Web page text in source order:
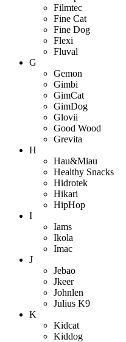
Filmtec
Fine Cat
Fine Dog
Flexi
Fluval
G
Gemon
Gimbi
GimCat
GimDog
Glovii
Good Wood
Grevita
H
Hau&Miau
Healthy Snacks
Hidrotek
Hikari
HipHop
I
Iams
Ikola
Imac
J
Jebao
Jkeer
Johnlen
Julius K9
K
Kidcat
Kiddog